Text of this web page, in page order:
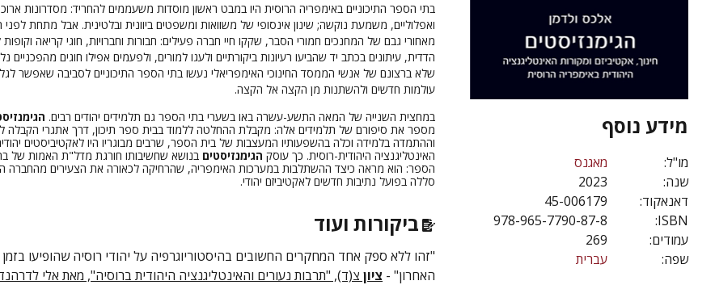
מידע נוסף
מו"ל:
מאגנס
שנה:
2023
דאנאקוד:
45-006179
ISBN:
978-965-7790-87-8
עמודים:
269
שפה:
עברית
בתי הספר התיכוניים באימפריה הרוסית היו במבט ראשון מוסדות משעממים להחריד: מסדרונות
ואפלוליים, משמעת נוקשה; שינון אינסופי של משוואות ומשפטים ביוונית ובלטינית. אבל מתחת
מאחורי גבם של המחנכים חמורי הסבר, שקקו חיי חברה פעילים: חבורות וחברויות, חוגי קריאה
הדדית, עיתונים בכתב יד שהביעו רעיונות ביקורתיים ולעגו למורים, ולפעמים אפילו חוגים מהפכניים
שלא ברצונם של אנשי הממסד החינוכי האימפריאלי נעשו בתי הספר התיכוניים לסביבה שאפשר
עולמות חדשים ולהשתנות מן הקצה אל הקצה.
במחצית השנייה של המאה התשע-עשרה באו בשערי בתי הספר גם תלמידים יהודים רבים.
מספר את סיפורם של תלמידים אלה: מקבלת ההחלטה ללמוד בבית ספר תיכון, דרך אתגרי הקבלה
וההתמדה בלמידה וכלה בהשפעותיו המעצבות של בית הספר, שרבים מבוגריו היו לאקטיביסטים
האינטליגנציה היהודית-רוסית. כך עוסק הגימנזיסטים בנושא שחשיבותו חורגת מדל"ת האמות של
הספר: הוא מראה כיצד ההשתלבות במערכות האימפריה, שהרחיקה לכאורה את הצעירים מהחברה
סללה בפועל נתיבות חדשים לאקטיביזם יהודי.
ביקורות ועוד
"זהו ללא ספק אחד המחקרים החשובים בהיסטוריוגרפיה על יהודי רוסיה שהופיעו בזמן
האחרון" - ציון צ(ד), "תרבות נעורים והאינטליגנציה היהודית ברוסיה", מאת אלי